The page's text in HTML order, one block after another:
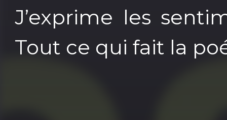
J’exprime les
Tout ce qui fait la